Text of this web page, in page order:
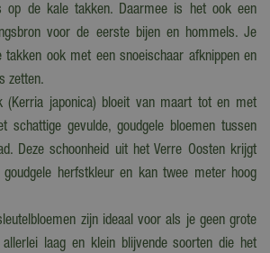
op de kale takken. Daarmee is het ook een
voor de eerste bijen en hommels. Je
takken ook met een snoeischaar afknippen en
zetten.
(Kerria japonica) bloeit van maart tot en met
schattige gevulde, goudgele bloemen tussen
Deze schoonheid uit het Verre Oosten krijgt
herfstkleur en kan twee meter hoog
zijn ideaal voor als je geen grote
laag en klein blijvende soorten die het